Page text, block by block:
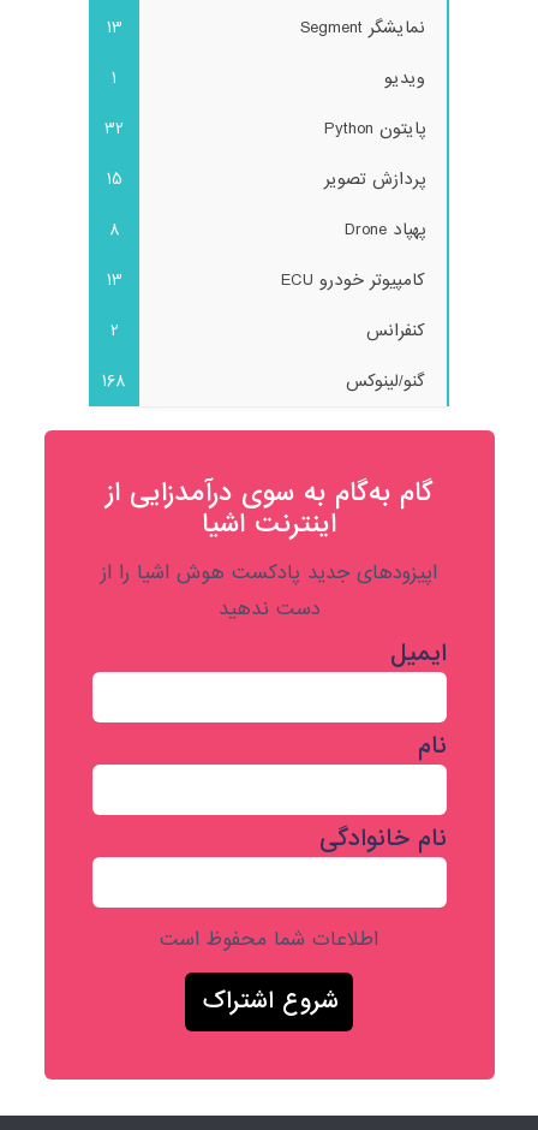
نمایشگر Segment
13
ویدیو
1
پایتون Python
32
پردازش تصویر
15
پهپاد Drone
8
کامپیوتر خودرو ECU
13
کنفرانس
2
گنو/لینوکس
168
گام به‌گام به‌ سوی درآمدزایی از
اینترنت اشیا
اپیزودهای جدید پادکست هوش اشیا را از
دست ندهید
ایمیل
نام
نام خانوادگی
اطلاعات شما محفوظ است